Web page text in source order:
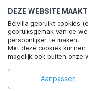
DEZE WEBSITE
Belvilla gebruikt cookies
gebruiksgemak van de
persoonlijker te maken.
Met deze cookies
mogelijk ook buiten onze
social media.
Door op "accepteren" te
informatie vind je in ons
Aanpassen
Meest populaire
vakantie
Populaire voorzieningen
Vakantiehuis in skigebied
Wellness vakantiehuis
Kindvriendelijke
Top regio's met top
Vakantiehuis in skigebied
Top steden met top
Huis